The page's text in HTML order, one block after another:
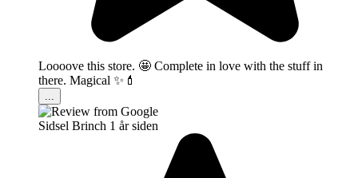
Loooove this store. 🤩 Complete in love with the stuff in
there. Magical ✨💄
...
Sidsel Brinch 1 år siden